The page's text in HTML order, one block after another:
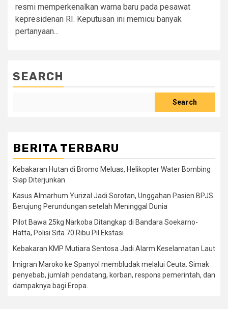
resmi memperkenalkan warna baru pada pesawat
kepresidenan RI. Keputusan ini memicu banyak
pertanyaan...
SEARCH
Search
BERITA TERBARU
Kebakaran Hutan di Bromo Meluas, Helikopter Water Bombing
Siap Diterjunkan
Kasus Almarhum Yurizal Jadi Sorotan, Unggahan Pasien BPJS
Berujung Perundungan setelah Meninggal Dunia
Pilot Bawa 25kg Narkoba Ditangkap di Bandara Soekarno-
Hatta, Polisi Sita 70 Ribu Pil Ekstasi
Kebakaran KMP Mutiara Sentosa Jadi Alarm Keselamatan Laut
Imigran Maroko ke Spanyol membludak melalui Ceuta. Simak
penyebab, jumlah pendatang, korban, respons pemerintah, dan
dampaknya bagi Eropa.